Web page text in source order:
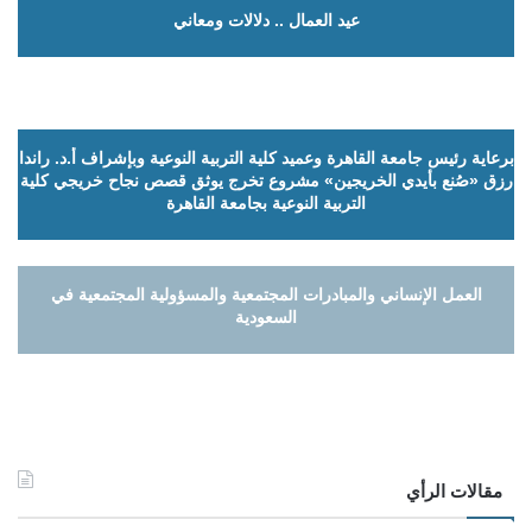
عيد العمال .. دلالات ومعاني
برعاية رئيس جامعة القاهرة وعميد كلية التربية النوعية وبإشراف أ.د. راندا
رزق «صُنع بأيدي الخريجين» مشروع تخرج يوثق قصص نجاح خريجي كلية
التربية النوعية بجامعة القاهرة
العمل الإنساني والمبادرات المجتمعية والمسؤولية المجتمعية في
السعودية
مقالات الرأي